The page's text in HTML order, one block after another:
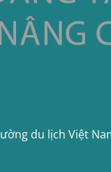
du lịch Việt